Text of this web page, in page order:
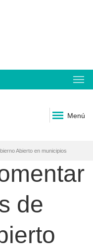
Menú
Abierto en municipios
de